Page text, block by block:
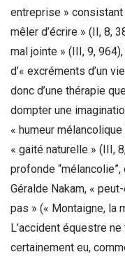
entreprise »
mêler d’écrire » (II, 8,
mal jointe » (III, 9,
d’« excréments d’un
donc d’une thérapie
dompter une
« humeur
« gaité naturelle » (III,
profonde
Géralde Nakam, «
pas » (« Montaigne, la
L’accident équestre ne
certainement eu,